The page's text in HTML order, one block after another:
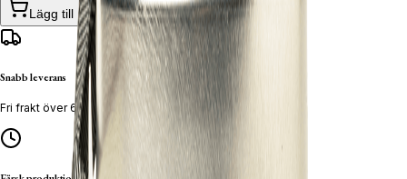
Lägg till
Snabb leverans
Fri frakt över 600 kr